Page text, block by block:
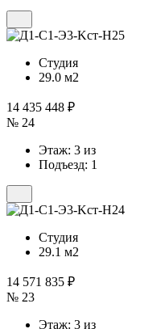
Студия
29.0 м2
14 435 448 ₽
№ 24
Этаж: 3 из
Подъезд: 1
Студия
29.1 м2
14 571 835 ₽
№ 23
Этаж: 3 из